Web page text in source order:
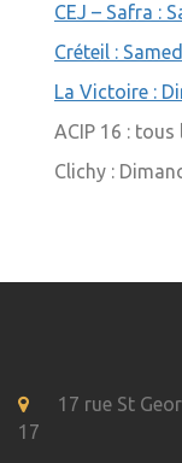
CEJ – Safra :
Créteil :
La Victoire :
ACIP 16 : tous
Clichy :
17 rue St
17